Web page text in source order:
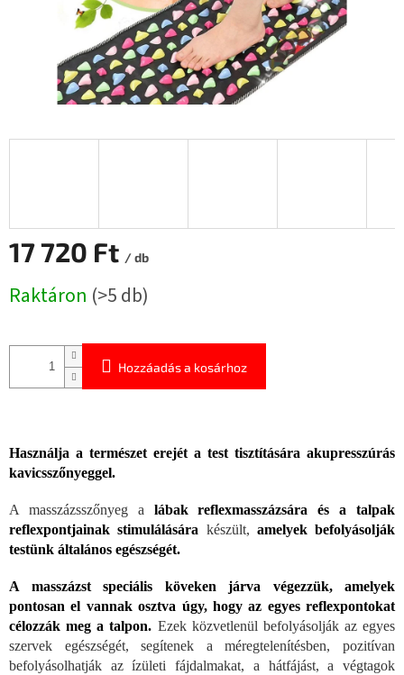
17 720 Ft / db
Raktáron (>5 db)
Hozzáadás a kosárhoz
Használja a természet erejét a test tisztítására akupresszúrás
kavicsszőnyeggel.
A masszázsszőnyeg a lábak reflexmasszázsára és a talpak
reflexpontjainak stimulálására készült, amelyek befolyásolják
testünk általános egészségét.
A masszázst speciális köveken járva végezzük, amelyek
pontosan el vannak osztva úgy, hogy az egyes reflexpontokat
célozzák meg a talpon. Ezek közvetlenül befolyásolják az egyes
szervek egészségét, segítenek a méregtelenítésben, pozitívan
befolyásolhatják az ízületi fájdalmakat, a hátfájást, a végtagok